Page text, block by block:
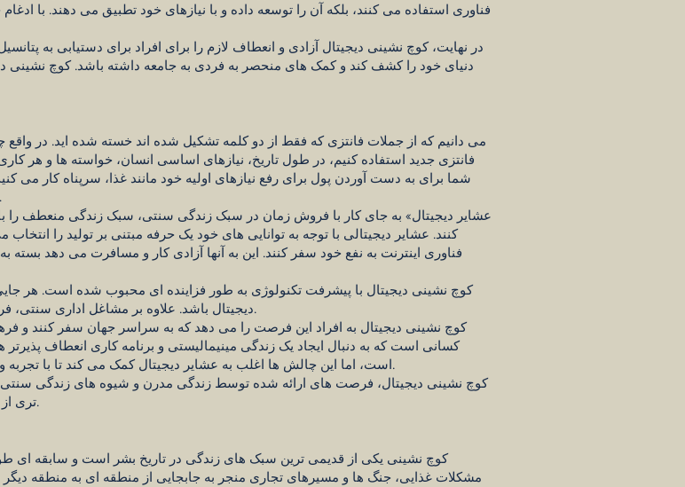
فناوری استفاده می کنند، بلکه آن را توسعه داده و با نیازهای خود تطبیق می دهند. با
در نهایت، کوچ نشینی دیجیتال آزادی و انعطاف لازم را برای افراد برای دستیابی به
دنیای خود را کشف کند و کمک های منحصر به فردی به جامعه داشته باشد. کوچ نشینی
می دانیم که از جملات فانتزی که فقط از دو کلمه تشکیل شده اند خسته شده اید. در واقع
فانتزی جدید استفاده کنیم، در طول تاریخ، نیازهای اساسی انسان، خواسته ها و هر
شما برای به دست آوردن پول برای رفع نیازهای اولیه خود مانند غذا، سرپناه کار می
باطل
کنند. عشایر دیجیتالی با توجه به توانایی های خود یک حرفه مبتنی بر تولید را
فناوری اینترنت به نفع خود سفر کنند. این به آنها آزادی کار و مسافرت می دهد بسته
کوچ نشینی دیجیتال با پیشرفت تکنولوژی به طور فزاینده ای محبوب شده است. هر
دیجیتال باشد. علاوه بر مشاغل اداری سنتی، فریلنسرها از سبک زندگی عشایری دیجیتال استقبال می کنند.
کوچ نشینی دیجیتال به افراد این فرصت را می دهد که به سراسر جهان سفر کنند و
کسانی است که به دنبال ایجاد یک زندگی مینیمالیستی و برنامه کاری انعطاف
است، اما این چالش ها اغلب به عشایر دیجیتال کمک می کند تا با تجربه و مهارت های خود کنار بیایند و آنها را قوی تر و سازگارتر کند.
کوچ نشینی دیجیتال، فرصت های ارائه شده توسط زندگی مدرن و شیوه های زندگی سنتی
تری از جهان به دست آورند و از نظر شخصی و حرفه ای رشد کنند.
کوچ نشینی یکی از قدیمی ترین سبک های زندگی در تاریخ بشر است و سابقه ای
مشکلات غذایی، جنگ ها و مسیرهای تجاری منجر به جابجایی از منطقه ای به منطقه